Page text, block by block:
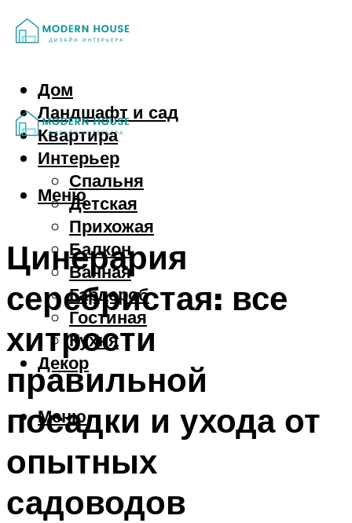
Дом
Ландшафт и сад
Квартира
Интерьер
Спальня
Детская
Прихожая
Балкон
Ванная
Гардероб
Гостиная
Кухня
Декор
Меню
Меню
Цинерария
серебристая: все
хитрости
правильной
посадки и ухода от
опытных
садоводов